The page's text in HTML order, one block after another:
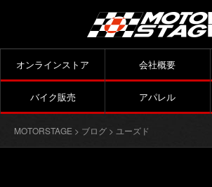
オンラインストア 会社概要
バイク販売 アパレル
MOTORSTAGE > ブログ > ユーズド